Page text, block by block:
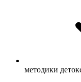
методики